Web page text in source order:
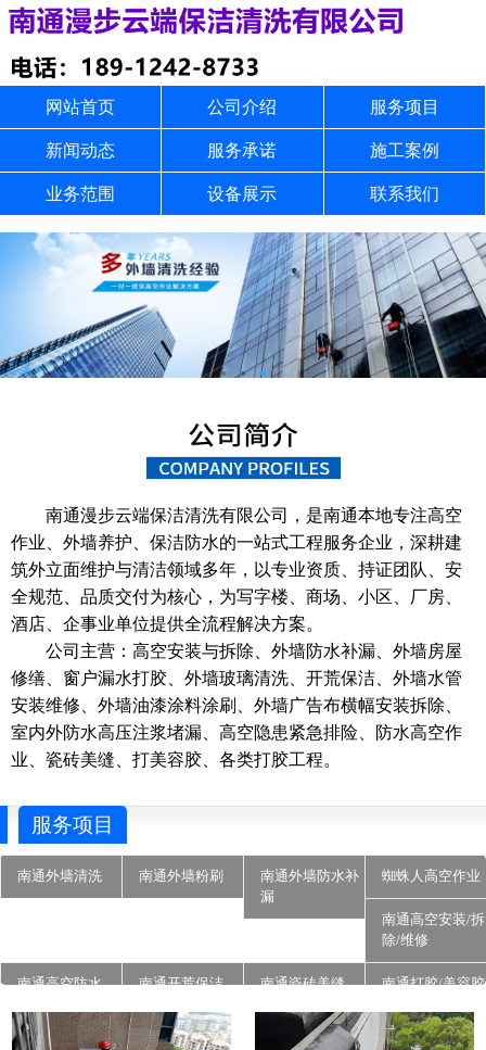
网站首页 公司介绍 服务项目
新闻动态 服务承诺 施工案例
业务范围 设备展示 联系我们
南通漫步云端保洁清洗有限公司，是南通本地专注高空
作业、外墙养护、保洁防水的一站式工程服务企业，深耕建
筑外立面维护与清洁领域多年，以专业资质、持证团队、安
全规范、品质交付为核心，为写字楼、商场、小区、厂房、
酒店、企事业单位提供全流程解决方案。
公司主营：高空安装与拆除、外墙防水补漏、外墙房屋
修缮、窗户漏水打胶、外墙玻璃清洗、开荒保洁、外墙水管
安装维修、外墙油漆涂料涂刷、外墙广告布横幅安装拆除、
室内外防水高压注浆堵漏、高空隐患紧急排险、防水高空作
业、瓷砖美缝、打美容胶、各类打胶工程。
服务项目
南通外墙清洗 南通外墙粉刷
南通外墙防水补
漏
蜘蛛人高空作业
南通高空安装/拆
除/维修
南通高空防水 南通开荒保洁 南通瓷砖美缝 南通打胶/美容胶
南通石材翻新养
南通地面高压清
南通外墙真石漆